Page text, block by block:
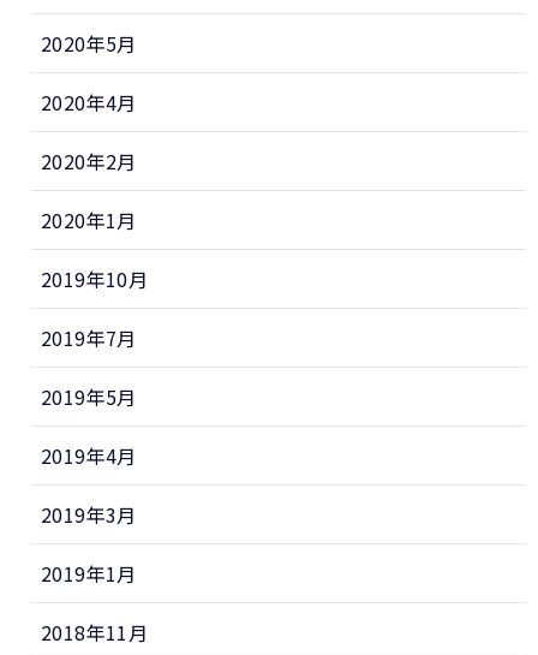
2020年5月
2020年4月
2020年2月
2020年1月
2019年10月
2019年7月
2019年5月
2019年4月
2019年3月
2019年1月
2018年11月